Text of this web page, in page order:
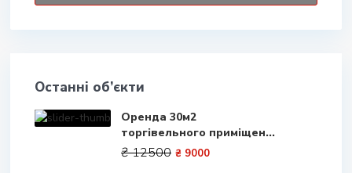
Останні об’єкти
Оренда 30м2
торгівельного приміщен...
₴ 12500 ₴ 9000